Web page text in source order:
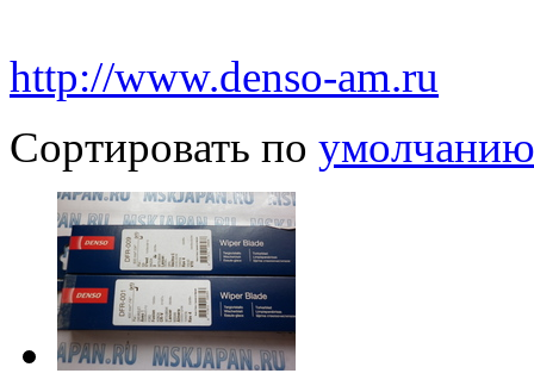
http://www.denso-am.ru
Сортировать по умолчанию